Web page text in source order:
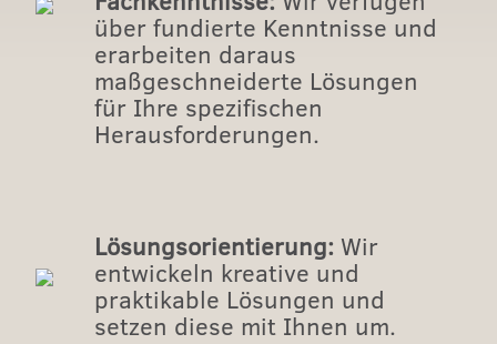
über fundierte Kenntnisse und
erarbeiten daraus
maßgeschneiderte Lösungen
für Ihre spezifischen
Herausforderungen.
Lösungsorientierung: Wir
entwickeln kreative und
praktikable Lösungen und
setzen diese mit Ihnen um.